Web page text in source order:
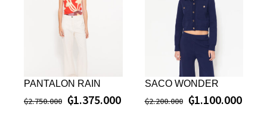
PANTALON RAIN
₲2.750.000 ₲1.375.000
SACO WONDER
₲2.200.000 ₲1.100.000